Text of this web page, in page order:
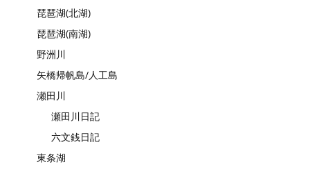
琵琶湖(北湖)
琵琶湖(南湖)
野洲川
矢橋帰帆島/人工島
瀬田川
瀬田川日記
六文銭日記
東条湖